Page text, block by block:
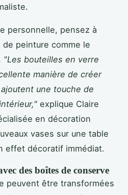
personnelle, pensez à
peinture comme le
"Les bouteilles en verre
manière de créer
une touche de
explique Claire
en décoration
vases sur une table
effet décoratif immédiat.
des boîtes de conserve
peuvent être transformées